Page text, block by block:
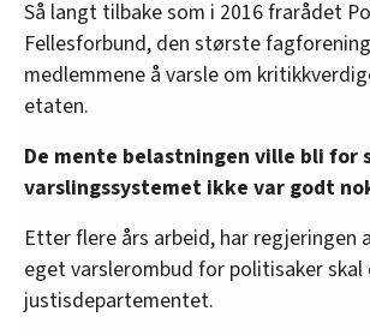
Så langt tilbake som i 2016 frarådet
Fellesforbund, den største
medlemmene å varsle om
etaten.
De mente belastningen ville bli for
varslingssystemet ikke var godt
Etter flere års arbeid, har regjeringen
eget varslerombud for politisaker
justisdepartementet.